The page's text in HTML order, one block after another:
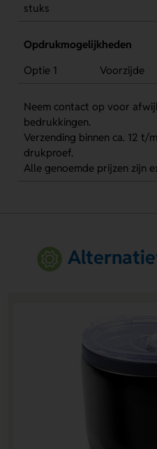
stuks
Opdrukmogelijkheden
Optie 1
Voorzijde
Neem contact op voor
bedrukkingen.
Verzending binnen ca. 12 t/
drukproef.
Alle genoemde prijzen zijn